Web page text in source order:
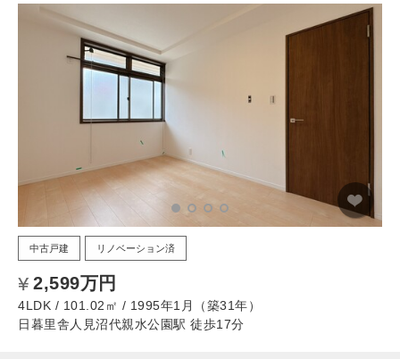
中古戸建 リノベーション済
2,599万円
4LDK / 101.02㎡ / 1995年1月（築31年）
日暮里舎人見沼代親水公園駅 徒歩17分